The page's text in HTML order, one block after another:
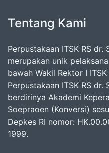
Tentang Kami
Perpustakaan ITSK RS dr.
merupakan unik
bawah Wakil Rektor I
Perpustakaan ITSK RS
berdirinya Akademi
Soepraoen (Konversi)
Depkes RI nomor:
1999.